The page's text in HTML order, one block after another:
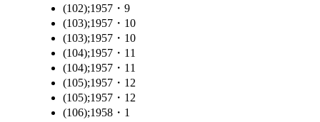
(102);1957・9
(103);1957・10
(103);1957・10
(104);1957・11
(104);1957・11
(105);1957・12
(105);1957・12
(106);1958・1